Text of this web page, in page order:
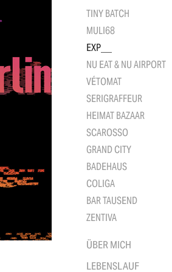
TINY BATCH
MULI68
EXP___
NU EAT & NU AIRPORT
VÉTOMAT
SERIGRAFFEUR
HEIMAT BAZAAR
SCAROSSO
GRAND CITY
BADEHAUS
COLIGA
BAR TAUSEND
ZENTIVA
ÜBER MICH
LEBENSLAUF